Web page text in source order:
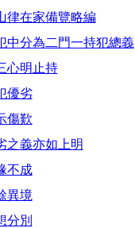
律在家備覽略編
中分為二門一持犯總義
心明止持
優劣
傷歎
之義亦如上明
不成
異境
分別